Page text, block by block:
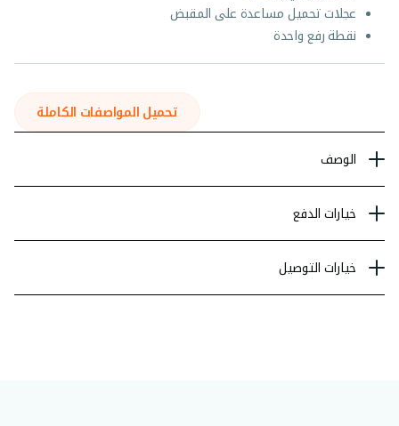
عجلات تحميل مساعدة على المقبض
نقطة رفع واحدة
تحميل المواصفات الكاملة
الوصف
خيارات الدفع
خيارات التوصيل